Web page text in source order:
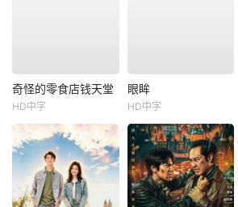
奇怪的零食店钱天堂
HD中字
眼眸
HD中字